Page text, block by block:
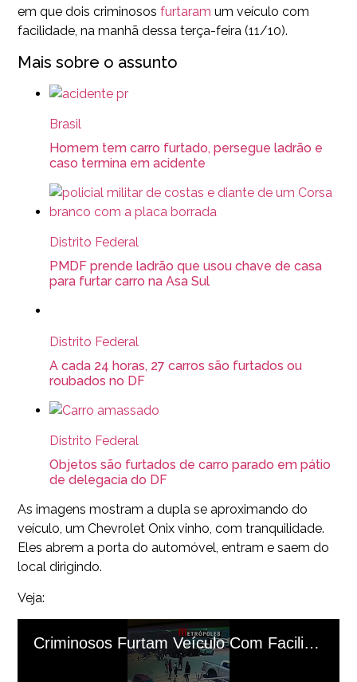
em que dois criminosos furtaram um veículo com
facilidade, na manhã dessa terça-feira (11/10).
Mais sobre o assunto
Brasil
Homem tem carro furtado, persegue ladrão e
caso termina em acidente
Distrito Federal
PMDF prende ladrão que usou chave de casa
para furtar carro na Asa Sul
Distrito Federal
A cada 24 horas, 27 carros são furtados ou
roubados no DF
Distrito Federal
Objetos são furtados de carro parado em pátio
de delegacia do DF
As imagens mostram a dupla se aproximando do
veículo, um Chevrolet Onix vinho, com tranquilidade.
Eles abrem a porta do automóvel, entram e saem do
local dirigindo.
Veja: